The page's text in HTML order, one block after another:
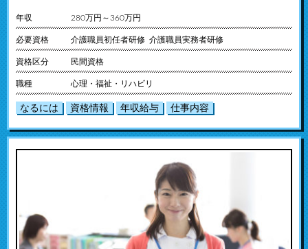
年収 280万円～360万円
必要資格 介護職員初任者研修 介護職員実務者研修
資格区分 民間資格
職種 心理・福祉・リハビリ
なるには 資格情報 年収給与 仕事内容